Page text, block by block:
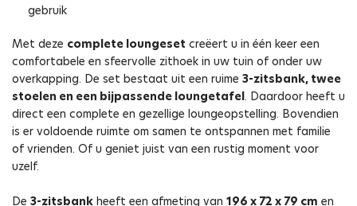
gebruik
Met deze complete loungeset creëert u in één keer een
comfortabele en sfeervolle zithoek in uw tuin of onder uw
overkapping. De set bestaat uit een ruime 3-zitsbank, twee
stoelen en een bijpassende loungetafel. Daardoor heeft u
direct een complete en gezellige loungeopstelling. Bovendien
is er voldoende ruimte om samen te ontspannen met familie
of vrienden. Of u geniet juist van een rustig moment voor
uzelf.
De 3-zitsbank heeft een afmeting van 196 x 72 x 79 cm en